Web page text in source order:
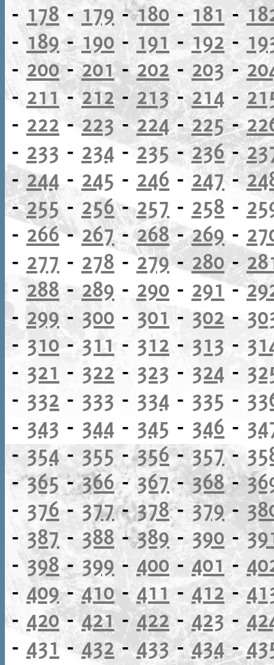
- 178- 179 -180- 181 -
-189-190 - 191- 192 -
- 200-201-202- 203 -
- 211-212-213-214-
- 222 -223 -224-225-
- 233 - 234-235-236-
-244 - 245 - 246 - 247-
-255 - 256-257 - 258 -
- 266-267-268-269 -
- 277 - 278 -279- 280-
-288- 289 - 290 - 291-
-299- 300 - 301 - 302 -
- 310- 311 - 312 - 313 -
- 321 - 322 - 323 - 324 -
- 332 - 333 - 334 - 335 -
- 343 - 344 - 345 - 346 -
-354-355-356-357-
-365-366-367-368-
- 376 - 377-378- 379-
- 387- 388 -389-390 -
-398-399 - 400 - 401 -
- 409-410-411- 412 -
- 420-421-422-423-
- 431 -432-433-434-